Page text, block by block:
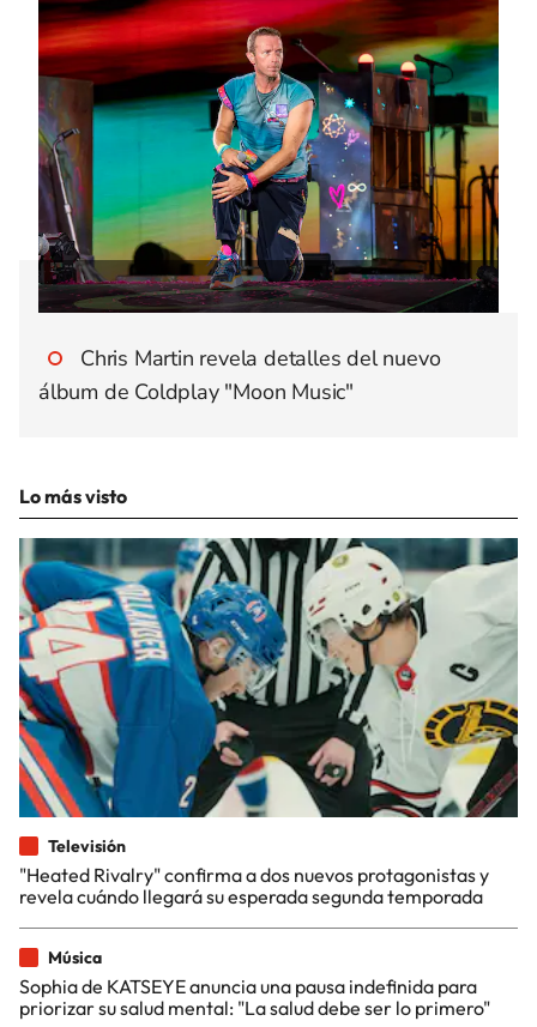
Chris Martin revela detalles del nuevo
álbum de Coldplay "Moon Music"
Lo más visto
Televisión
"Heated Rivalry" confirma a dos nuevos protagonistas y
revela cuándo llegará su esperada segunda temporada
Música
Sophia de KATSEYE anuncia una pausa indefinida para
priorizar su salud mental: "La salud debe ser lo primero"